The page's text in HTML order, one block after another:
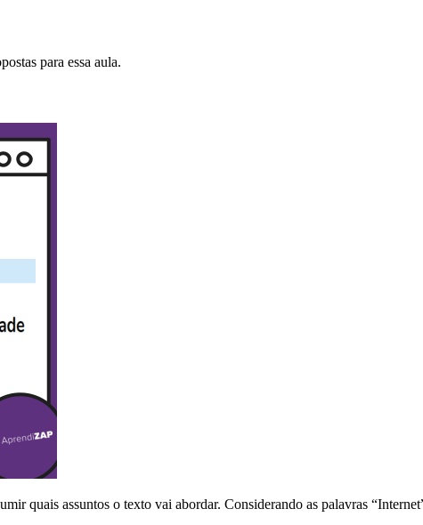
para essa aula.
quais assuntos o texto vai abordar. Considerando as palavras